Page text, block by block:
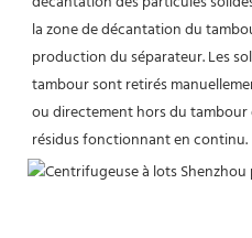
la zone de décantation du
production du séparateur. Les
tambour sont retirés
ou directement hors du tambour
résidus fonctionnant en continu.